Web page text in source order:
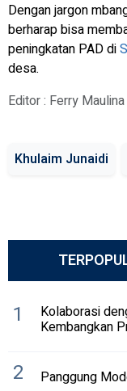
Dengan jargon
berharap bisa
peningkatan PAD di
desa.
Editor : Ferry Maulina
Khulaim Junaidi
1 Kolaborasi
Kembangkan
2 Panggung